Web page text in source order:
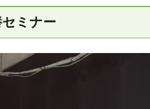
ミナー